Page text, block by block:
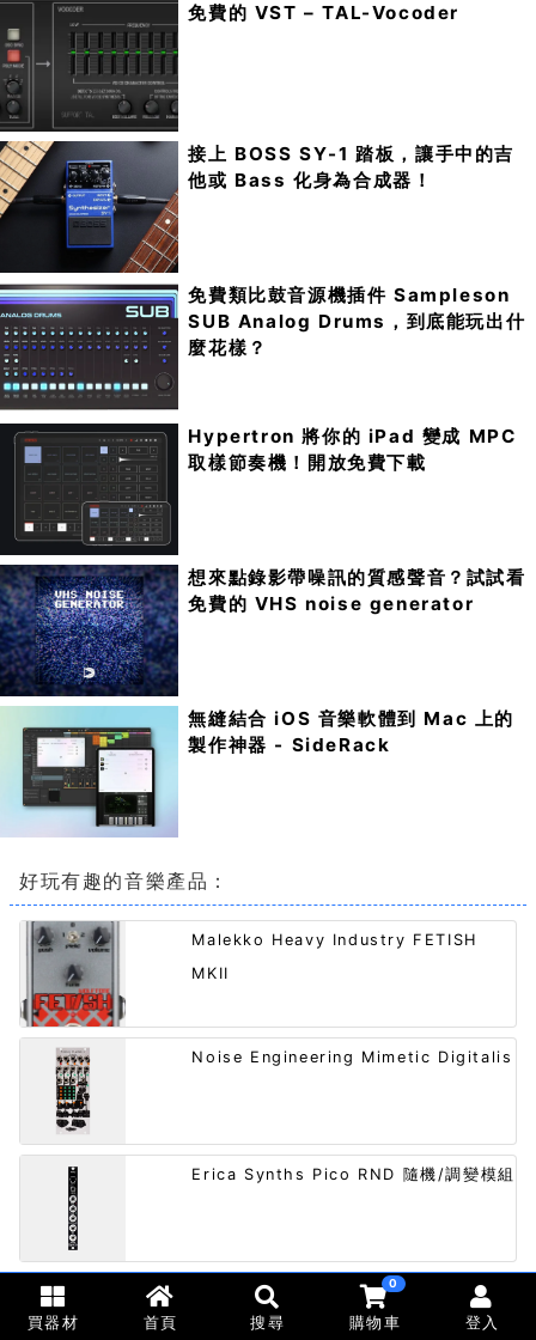
免費的 VST – TAL-Vocoder
接上 BOSS SY-1 踏板，讓手中的吉
他或 Bass 化身為合成器！
免費類比鼓音源機插件 Sampleson
SUB Analog Drums，到底能玩出什
麼花樣？
Hypertron 將你的 iPad 變成 MPC
取樣節奏機！開放免費下載
想來點錄影帶噪訊的質感聲音？試試看
免費的 VHS noise generator
無縫結合 iOS 音樂軟體到 Mac 上的
製作神器 - SideRack
好玩有趣的音樂產品：
Malekko Heavy Industry FETISH
MKII
Noise Engineering Mimetic Digitalis
Erica Synths Pico RND 隨機/調變模組
Ableton Live 12 Standard 音樂製作軟
體 (下載版)
買器材 首頁 搜尋
0
購物車 登入